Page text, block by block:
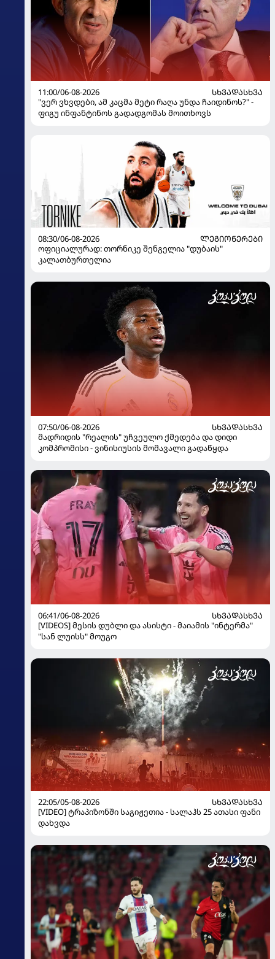
11:00/06-08-2026
ᲡᲮᲕᲐᲓᲐᲡᲮᲕᲐ
"ვერ ვხვდები, ამ კაცმა მეტი რაღა უნდა ჩაიდინოს?" -
ფიგუ ინფანტინოს გადადგომას მოითხოვს
08:30/06-08-2026
ᲚᲔᲒᲘᲝᲜᲔᲠᲔᲑᲘ
ოფიციალურად: თორნიკე შენგელია "დუბაის"
კალათბურთელია
07:50/06-08-2026
ᲡᲮᲕᲐᲓᲐᲡᲮᲕᲐ
მადრიდის "რეალის" უჩვეულო ქმედება და დიდი
კომპრომისი - ვინისიუსის მომავალი გადაწყდა
06:41/06-08-2026
ᲡᲮᲕᲐᲓᲐᲡᲮᲕᲐ
[VIDEOS] მესის დუბლი და ასისტი - მაიამის "ინტერმა"
"სან ლუისს" მოუგო
22:05/05-08-2026
ᲡᲮᲕᲐᲓᲐᲡᲮᲕᲐ
[VIDEO] ტრაპიზონში საგიჟეთია - სალაჰს 25 ათასი ფანი
დახვდა